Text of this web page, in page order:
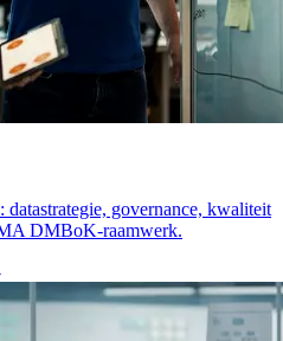
governance, kwaliteit
DMBoK-raamwerk.